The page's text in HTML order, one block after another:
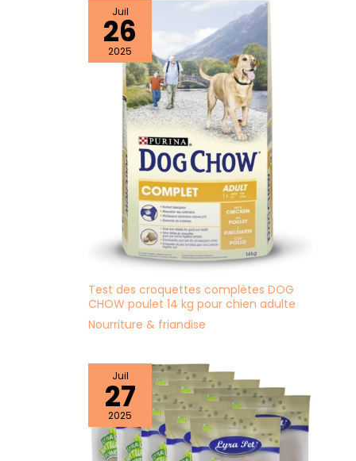
Juil
26
2025
Test des croquettes complètes DOG
CHOW poulet 14 kg pour chien adulte
Nourriture & friandise
Juil
27
2025